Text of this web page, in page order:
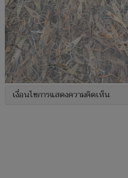
เงื่อนไขการแสดงความคิดเห็น